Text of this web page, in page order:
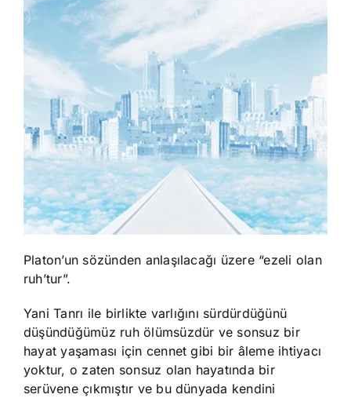
Platon’un sözünden anlaşılacağı üzere “ezeli olan
ruh’tur”.
Yani Tanrı ile birlikte varlığını sürdürdüğünü
düşündüğümüz ruh ölümsüzdür ve sonsuz bir
hayat yaşaması için cennet gibi bir âleme ihtiyacı
yoktur, o zaten sonsuz olan hayatında bir
serüvene çıkmıştır ve bu dünyada kendini